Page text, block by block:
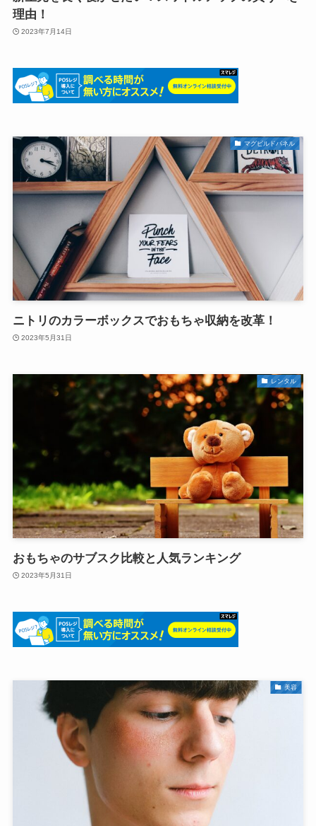
理由！
2023年7月14日
マグビルドパネル
ニトリのカラーボックスでおもちゃ収納を改革！
2023年5月31日
レンタル
おもちゃのサブスク比較と人気ランキング
2023年5月31日
美容